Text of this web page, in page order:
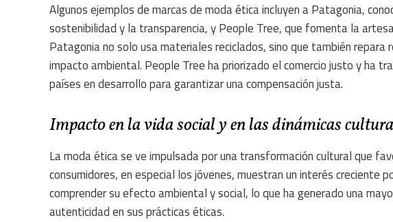
Algunos ejemplos de marcas de moda ética incluyen a Patagonia,
sostenibilidad y la transparencia, y People Tree, que fomenta la
Patagonia no solo usa materiales reciclados, sino que también repara
impacto ambiental. People Tree ha priorizado el comercio justo y ha
países en desarrollo para garantizar una compensación justa.
Impacto en la vida social y en las dinámicas
La moda ética se ve impulsada por una transformación cultural que
consumidores, en especial los jóvenes, muestran un interés creciente
comprender su efecto ambiental y social, lo que ha generado una
autenticidad en sus prácticas éticas.